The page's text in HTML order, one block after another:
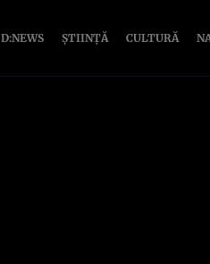
D:NEWS ȘTIINȚĂ CULTURĂ